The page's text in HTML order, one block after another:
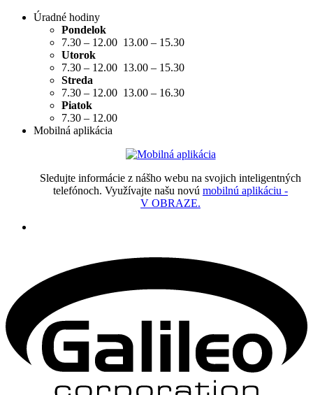
Úradné hodiny
Pondelok
7.30 – 12.00 13.00 – 15.30
Utorok
7.30 – 12.00 13.00 – 15.30
Streda
7.30 – 12.00 13.00 – 16.30
Piatok
7.30 – 12.00
Mobilná aplikácia
Sledujte informácie z nášho webu na svojich inteligentných
telefónoch. Využívajte našu novú mobilnú aplikáciu -
V OBRAZE.